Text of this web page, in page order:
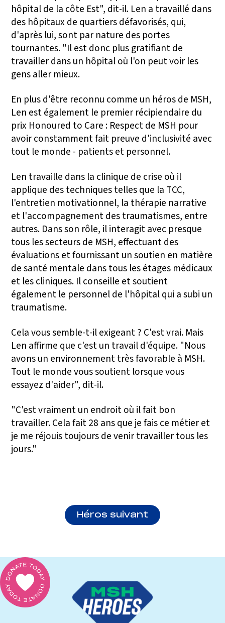
hôpital de la côte Est", dit-il. Len a travaillé dans
des hôpitaux de quartiers défavorisés, qui,
d'après lui, sont par nature des portes
tournantes. "Il est donc plus gratifiant de
travailler dans un hôpital où l'on peut voir les
gens aller mieux.
En plus d'être reconnu comme un héros de MSH,
Len est également le premier récipiendaire du
prix Honoured to Care : Respect de MSH pour
avoir constamment fait preuve d'inclusivité avec
tout le monde - patients et personnel.
Len travaille dans la clinique de crise où il
applique des techniques telles que la TCC,
l'entretien motivationnel, la thérapie narrative
et l'accompagnement des traumatismes, entre
autres. Dans son rôle, il interagit avec presque
tous les secteurs de MSH, effectuant des
évaluations et fournissant un soutien en matière
de santé mentale dans tous les étages médicaux
et les cliniques. Il conseille et soutient
également le personnel de l'hôpital qui a subi un
traumatisme.
Cela vous semble-t-il exigeant ? C'est vrai. Mais
Len affirme que c'est un travail d'équipe. "Nous
avons un environnement très favorable à MSH.
Tout le monde vous soutient lorsque vous
essayez d'aider", dit-il.
"C'est vraiment un endroit où il fait bon
travailler. Cela fait 28 ans que je fais ce métier et
je me réjouis toujours de venir travailler tous les
jours."
Héros suivant